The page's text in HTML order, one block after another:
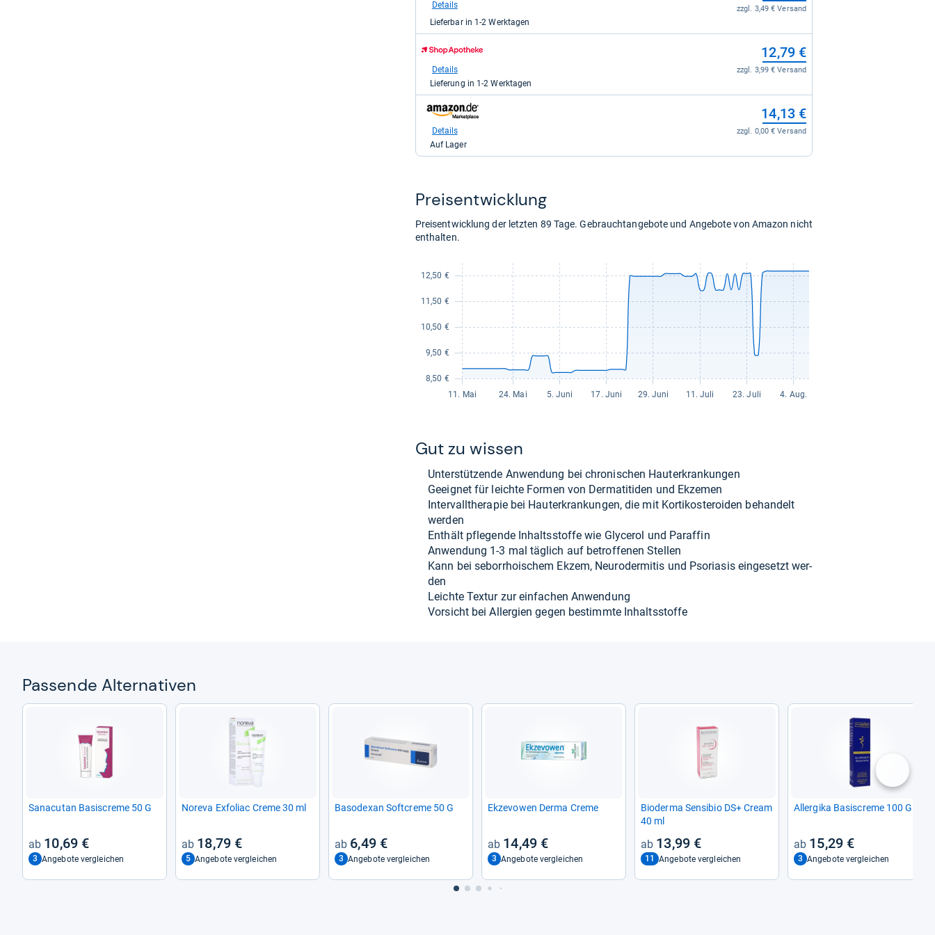
medpex
12,69
kaufen.
zzgl. 3,49 € Versand
Details
Lieferbar in 1-2 Werktagen
Shop:
Shop
Apotheke
für
kaufen.
12,79 €
zzgl. 3,99 € Versand
Details
Lieferung in 1-2 Werktagen
zum
Shop:
für
14,13 €
zzgl. 0,00 € Versand
Details
Auf Lager
Preis­ent­wick­lung
Preisentwicklung der letzten 89 Tage. Gebrauchtangebote und Angebote von Amazon nicht
enthalten.
Gut zu wis­sen
Unter­stüt­zende Anwen­dung bei chro­ni­schen Hauter­kran­kun­gen
Geeig­net für leichte For­men von Der­ma­titiden und Ekze­men
Inter­vall­the­ra­pie bei Hauter­kran­kun­gen, die mit Kor­ti­kos­te­roi­den behan­delt
wer­den
Ent­hält pfle­gende Inhaltss­toffe wie Gly­ce­rol und Par­af­fin
Anwen­dung 1-​3 mal täg­lich auf betrof­fe­nen Stel­len
Kann bei sebor­rhoi­schem Ekzem, Neu­ro­der­mi­tis und Pso­ria­sis ein­ge­setzt wer­
den
Leichte Tex­tur zur ein­fa­chen Anwen­dung
Vor­sicht bei All­er­gien gegen bestimmte Inhaltss­toffe
Pas­sende Alter­na­ti­ven
Sanacu­tan Basis­creme 50 G
10,69 €
3 Angebote vergleichen
Noreva Exfo­liac Creme 30 ml
18,79 €
5 Angebote vergleichen
Baso­dexan Soft­creme 50 G
6,49 €
3 Angebote vergleichen
Ekze­vo­wen Derma Creme
14,49 €
3 Angebote vergleichen
Bio­derma Sen­si­bio DS+ Cream
40 ml
13,99 €
11 Angebote vergleichen
All­er­gika Basis­creme 100 G
15,29 €
3 Angebote vergleichen
nächste